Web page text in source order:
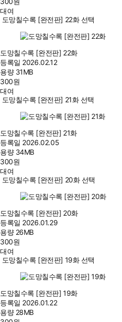
대여
도망칠수록 [완전판] 22화 선택
도망칠수록 [완전판] 22화
등록일 2026.02.12
용량 31MB
300원
대여
도망칠수록 [완전판] 21화 선택
도망칠수록 [완전판] 21화
등록일 2026.02.05
용량 34MB
300원
대여
도망칠수록 [완전판] 20화 선택
도망칠수록 [완전판] 20화
등록일 2026.01.29
용량 26MB
300원
대여
도망칠수록 [완전판] 19화 선택
도망칠수록 [완전판] 19화
등록일 2026.01.22
용량 28MB